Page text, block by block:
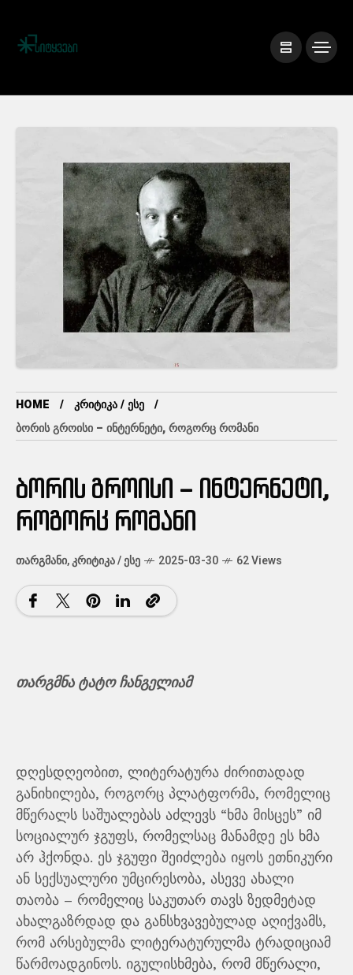
HOME
ᲙᲠᲘᲢᲘᲙᲐ / ᲔᲡᲔ
ᲑᲝᲠᲘᲡ ᲒᲠᲝᲘᲡᲘ – ᲘᲜᲢᲔᲠᲜᲔᲢᲘ, ᲠᲝᲒᲝᲠᲪ ᲠᲝᲛᲐᲜᲘ
ბორის გროისი – ინტერნეტი,
როგორც რომანი
ᲗᲐᲠᲒᲛᲐᲜᲘ,ᲙᲠᲘᲢᲘᲙᲐ / ᲔᲡᲔ 2025-03-30 62 Views
თარგმნა ტატო ჩანგელიამ
დღესდღეობით, ლიტერატურა ძირითადად
განიხილება, როგორც პლატფორმა, რომელიც
მწერალს საშუალებას აძლევს “ხმა მისცეს” იმ
სოციალურ ჯგუფს, რომელსაც მანამდე ეს ხმა
არ ჰქონდა. ეს ჯგუფი შეიძლება იყოს ეთნიკური
ან სექსუალური უმცირესობა, ასევე ახალი
თაობა – რომელიც საკუთარ თავს ზედმეტად
ახალგაზრდად და განსხვავებულად აღიქვამს,
რომ არსებულმა ლიტერატურულმა ტრადიციამ
წარმოადგინოს. იგულისხმება, რომ მწერალი,